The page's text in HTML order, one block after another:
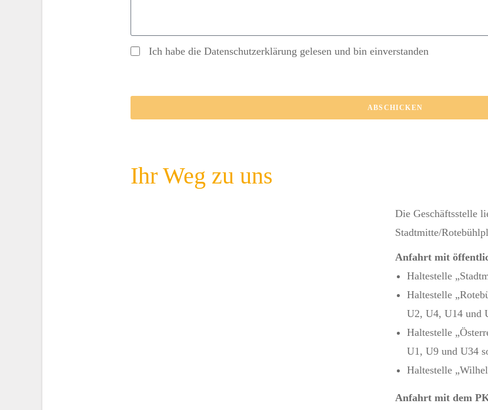
Ich habe die Datenschutzerklärung gelesen und bin einverstanden
ABSCHICKEN
Ihr Weg zu uns
Die Geschäftsstelle
Stadtmitte/
Anfahrt mit
Haltestelle
Haltestelle
U2, U4, U14 und
Haltestelle
U1, U9 und U34
Haltestelle
Anfahrt mit dem